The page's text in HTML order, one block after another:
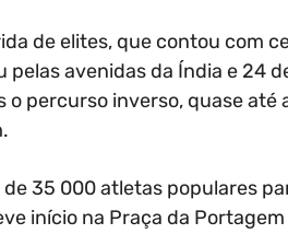
de elites, que contou com
pelas avenidas da Índia e 24
o percurso inverso, quase
de 35 000 atletas populares
início na Praça da